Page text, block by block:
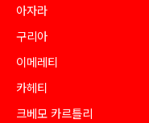
아자라
구리아
이메레티
카헤티
크베모 카르틀리